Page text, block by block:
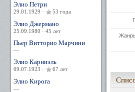
Элио Петри
29.01.1929 · 53 года
Элио Джермано
25.09.1980 · 45 лет
Пьер Витторио Марчини
—
Элио Карниэль
09.07.1923 · 67 лет
Элио Кирога
—